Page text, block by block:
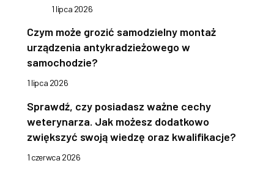
1 lipca 2026
Czym może grozić samodzielny montaż
urządzenia antykradzieżowego w
samochodzie?
1 lipca 2026
Sprawdź, czy posiadasz ważne cechy
weterynarza. Jak możesz dodatkowo
zwiększyć swoją wiedzę oraz kwalifikacje?
1 czerwca 2026